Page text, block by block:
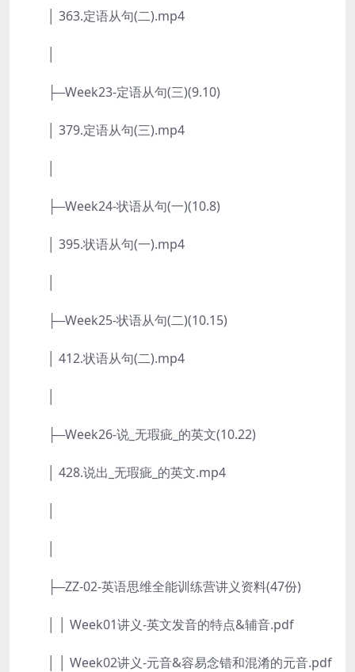
│ 363.定语从句(二).mp4
├─Week23-定语从句(三)(9.10)
│ 379.定语从句(三).mp4
├─Week24-状语从句(一)(10.8)
│ 395.状语从句(一).mp4
├─Week25-状语从句(二)(10.15)
│ 412.状语从句(二).mp4
├─Week26-说_无瑕疵_的英文(10.22)
│ 428.说出_无瑕疵_的英文.mp4
├─ZZ-02-英语思维全能训练营讲义资料(47份)
│ │ Week01讲义-英文发音的特点&辅音.pdf
│ │ Week02讲义-元音&容易念错和混淆的元音.pdf